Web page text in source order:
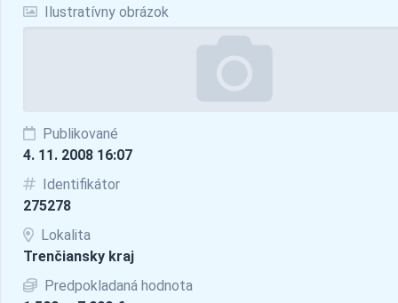
Ilustratívny obrázok
Publikované
4. 11. 2008 16:07
Identifikátor
275278
Lokalita
Trenčiansky kraj
Predpokladaná hodnota